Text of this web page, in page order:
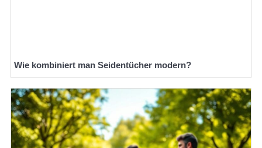
Wie kombiniert man Seidentücher modern?